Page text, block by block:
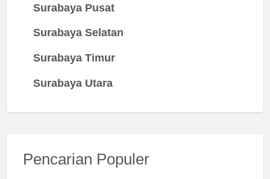
Surabaya Pusat
Surabaya Selatan
Surabaya Timur
Surabaya Utara
Pencarian Populer